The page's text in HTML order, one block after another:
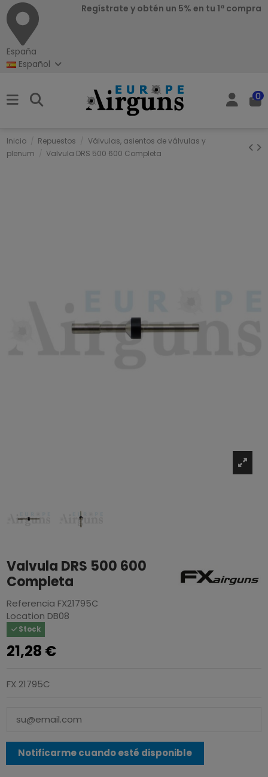
España
Regístrate y obtén un 5% en tu 1ª compra
Español
0
Inicio Repuestos
Válvulas, asientos de válvulas y
plenum
Valvula DRS 500 600 Completa
Valvula DRS 500 600
Completa
Referencia FX21795C
Location DB08
Stock
21,28 €
FX 21795C